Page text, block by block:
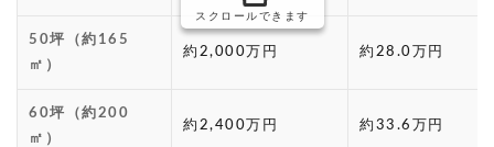
50坪（約165
㎡）
約2,000万円 約28.0万円
60坪（約200
㎡）
約2,400万円 約33.6万円
スクロールできます